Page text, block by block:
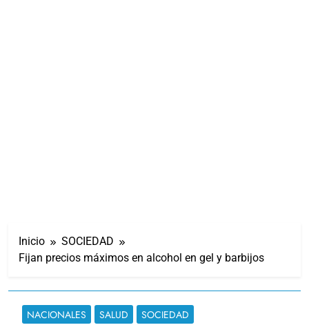
Inicio
SOCIEDAD
Fijan precios máximos en alcohol en gel y barbijos
NACIONALES SALUD SOCIEDAD